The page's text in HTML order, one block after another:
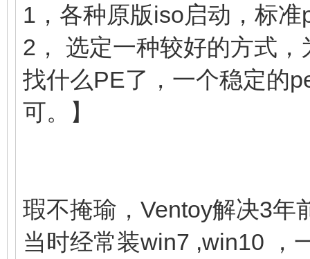
1，各种原版iso启动，标准
2， 选定一种较好的方式
找什么PE了，一个稳定的
可。】
瑕不掩瑜，Ventoy解决3年
当时经常装win7 ,win10 ，